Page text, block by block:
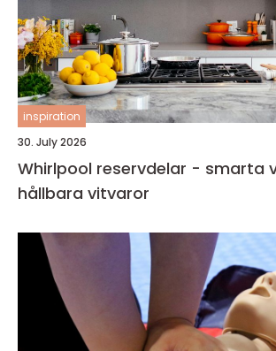
inspiration
30. July 2026
Whirlpool reservdelar - smarta
hållbara vitvaror